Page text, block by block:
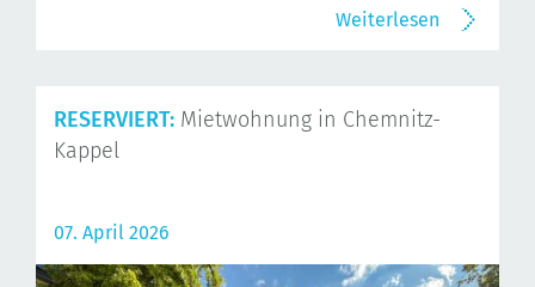
Weiterlesen
RESERVIERT: Mietwohnung in Chemnitz-
Kappel
07. April 2026